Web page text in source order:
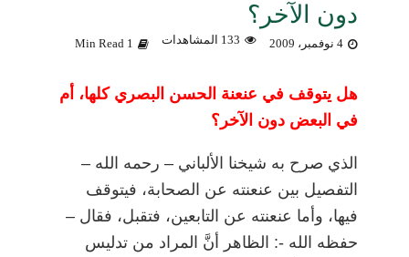
دون الآخر؟
4 نوفمبر، 2009 133 المشاهدات 1 Min Read
هل يتوقف في عنعنة الحسن البصري كلها، أم
في البعض دون الآخر؟
الذي صرح به شيخنا الألباني– رحمه الله–
التفصيل بين عنعنته عن الصحابة، فيتوقف
فيها، وأما عنعنته عن التابعين، فتقبل، فقال–
حفظه الله -: الظاهر أنَّ المراد من تدليس